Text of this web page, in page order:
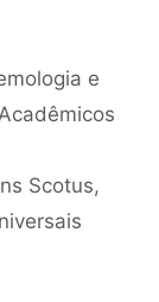
e
Scotus,